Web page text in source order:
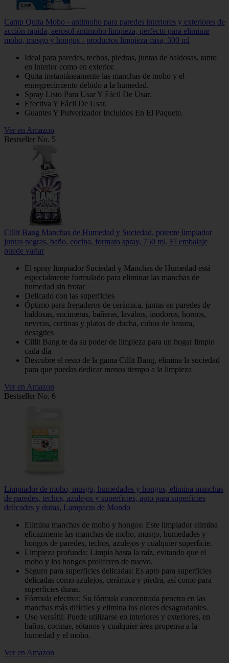
Camp Quita Moho - antimoho para paredes interiores y exteriores de
acción rapida, aerosol antimoho limpieza, perfecto para eliminar
moho, musgo y hongos - productos limpieza casa, 300 ml
Ideal para paredes, techos, piedras, juntas de baldosas, tanto
en interior como en exterior.
Quita instantáneamente las manchas de moho y el
ennegrecimiento debido a la humedad.
Spray Listo Para Usar Y Fácil De Usar.
Efectiva Y Fácil De Usar.
Guantes Y Pulverizador Incluidos En El Paquete.
Ver en Amazon
Bestseller No. 5
Cillit Bang Manchas de Humedad y Suciedad, potente limpiador
juntas negras, baño, cocina, formato spray, 750 ml, El embalaje
puede variar
El spray limpiador Suciedad y Manchas de Humedad está
especialmente formulado para eliminar las manchas de
humedad sin frotar
Delicado con las superficies
Óptimo para fregaderos de cerámica, juntas en paredes de
baldosas, encimeras, bañeras, lavabos, inodoros, hornos,
neveras, cortinas y platos de ducha, cubos de basura,
desagües
Cillit Bang te da su poder de limpieza para un hogar limpio
cada día
Descubre el resto de la gama Cillit Bang, elimina la suciedad
para que puedas dedicar menos tiempo a la limpieza
Ver en Amazon
Bestseller No. 6
Limpiador de moho, musgo, humedades y hongos, elimina manchas
de paredes, techos, azulejos y superficies, apto para superficies
delicadas y duras, Lamparas de Mondo
Elimina manchas de moho y hongos: Este limpiador elimina
eficazmente las manchas de moho, musgo, humedades y
hongos de paredes, techos, azulejos y cualquier superficie.
Limpieza profunda: Limpia hasta la raíz, evitando que el
moho y los hongos proliferen de nuevo.
Seguro para superficies delicadas: Es apto para superficies
delicadas como azulejos, cerámica y piedra, así como para
superficies duras.
Fórmula efectiva: Su fórmula concentrada penetra en las
manchas más difíciles y elimina los olores desagradables.
Uso versátil: Puede utilizarse en interiores y exteriores, en
baños, cocinas, sótanos y cualquier área propensa a la
humedad y el moho.
Ver en Amazon